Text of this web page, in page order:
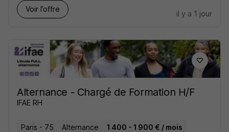
Voir l’offre
il y a 1 jour
Alternance - Chargé de Formation H/F
IFAE RH
Paris - 75 Alternance 1 400 - 1 900 € / mois